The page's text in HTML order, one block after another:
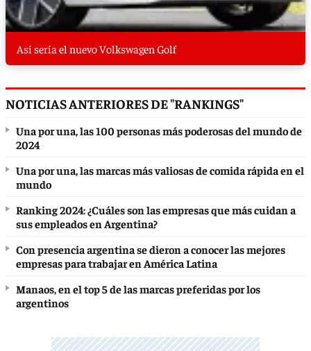
Así sería el nuevo Volkswagen Golf
NOTICIAS ANTERIORES DE "RANKINGS"
Una por una, las 100 personas más poderosas del mundo de
2024
Una por una, las marcas más valiosas de comida rápida en el
mundo
Ranking 2024: ¿Cuáles son las empresas que más cuidan a
sus empleados en Argentina?
Con presencia argentina se dieron a conocer las mejores
empresas para trabajar en América Latina
Manaos, en el top 5 de las marcas preferidas por los
argentinos